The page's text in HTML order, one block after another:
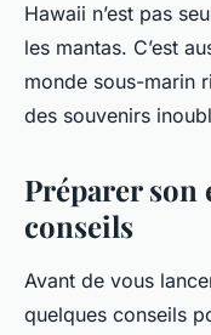
Hawaii n’est pas
les mantas. C’est
monde sous-marin
des souvenirs
Préparer son
conseils
Avant de vous
quelques conseils